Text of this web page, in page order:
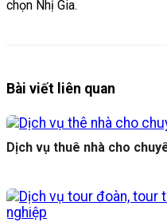
chọn Nhị Gia.
Bài viết liên quan
Dịch vụ thuê nhà cho